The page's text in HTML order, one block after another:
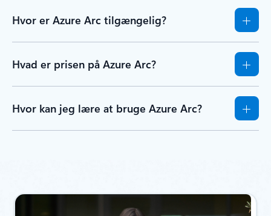
Hvor er Azure Arc tilgængelig?
Hvad er prisen på Azure Arc?
Hvor kan jeg lære at bruge Azure Arc?